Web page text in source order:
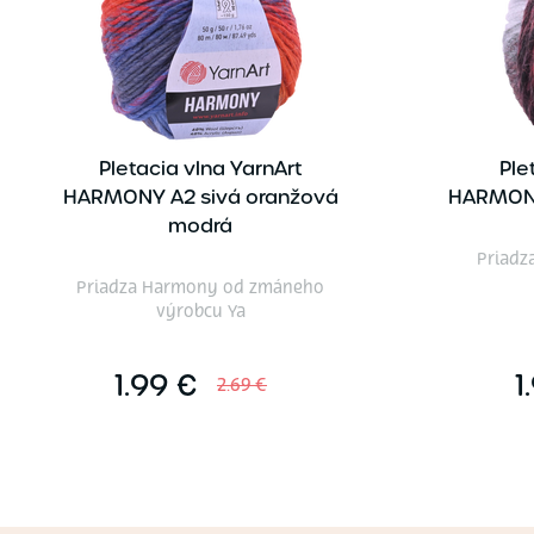
Pletacia vlna YarnArt
HARMONY A2 sivá oranžová
modrá
Priadza Harmony od zmáneho
výrobcu Ya
1.99 € 2.69 €